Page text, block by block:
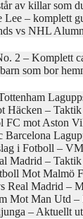
av killar som
Lee – komplett
vs NHL
2 – Komplett
som bor
Häcken – Taktik
FC mot Aston
Barcelona
i Fotboll –
Madrid –
Mot Malmö
Real Madrid –
Mot Man Utd
– Aktuellt